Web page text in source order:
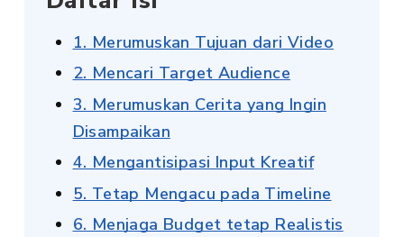
1. Merumuskan Tujuan dari Video
2. Mencari Target Audience
3. Merumuskan Cerita yang Ingin
Disampaikan
4. Mengantisipasi Input Kreatif
5. Tetap Mengacu pada Timeline
6. Menjaga Budget tetap Realistis